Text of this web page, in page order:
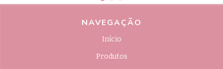
NAVEGAÇÃO
Início
Produtos